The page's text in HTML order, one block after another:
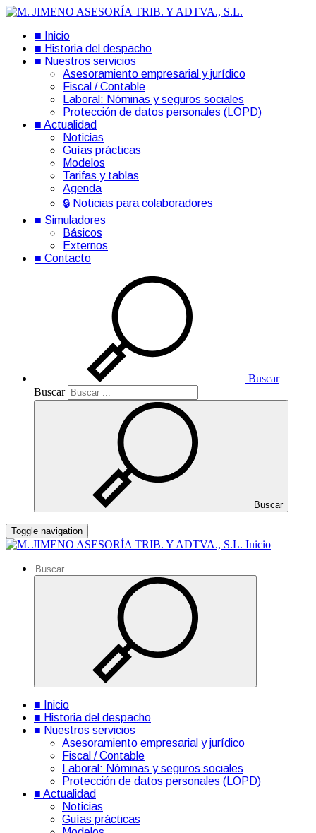
■ Inicio
■ Historia del despacho
■ Nuestros servicios
Asesoramiento empresarial y jurídico
Fiscal / Contable
Laboral: Nóminas y seguros sociales
Protección de datos personales (LOPD)
■ Actualidad
Noticias
Guías prácticas
Modelos
Tarifas y tablas
Agenda
🔒 Noticias para colaboradores
■ Simuladores
Básicos
Externos
■ Contacto
Buscar
Buscar
Buscar
Toggle navigation
Inicio
■ Inicio
■ Historia del despacho
■ Nuestros servicios
Asesoramiento empresarial y jurídico
Fiscal / Contable
Laboral: Nóminas y seguros sociales
Protección de datos personales (LOPD)
■ Actualidad
Noticias
Guías prácticas